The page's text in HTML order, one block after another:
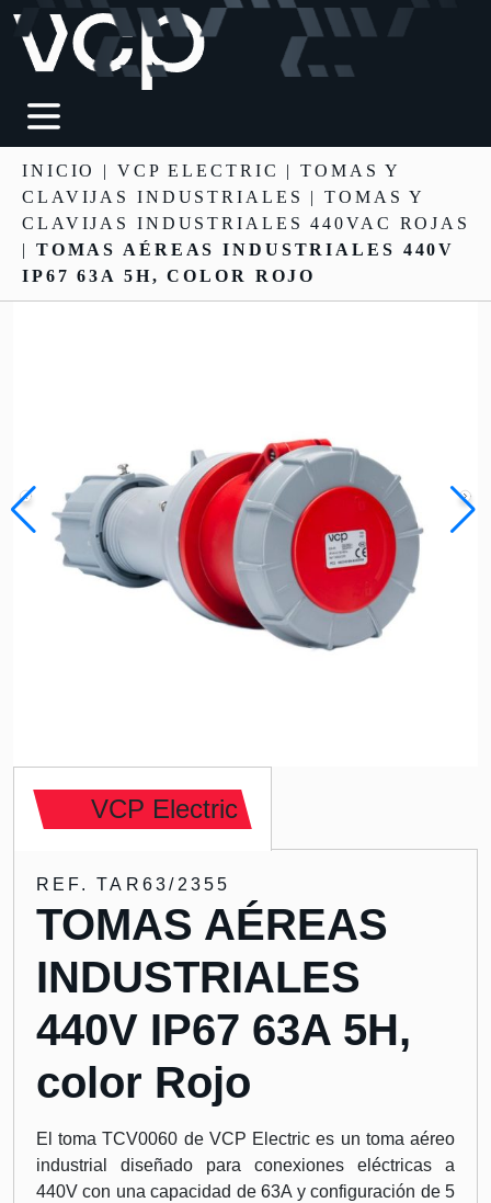
INICIO | VCP ELECTRIC |TOMAS Y
CLAVIJAS INDUSTRIALES
| TOMAS Y
CLAVIJAS INDUSTRIALES 440VAC ROJAS
| TOMAS AÉREAS INDUSTRIALES 440V
IP67 63A 5H, COLOR ROJO
VCP Electric
REF. TAR63/2355
TOMAS AÉREAS
INDUSTRIALES
440V IP67 63A 5H,
color Rojo
El toma TCV0060 de VCP Electric es un toma aéreo
industrial diseñado para conexiones eléctricas a
440V con una capacidad de 63A y configuración de 5